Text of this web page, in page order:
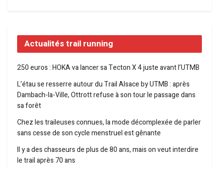
Actualités trail running
250 euros : HOKA va lancer sa Tecton X 4 juste avant l’UTMB
L’étau se resserre autour du Trail Alsace by UTMB : après
Dambach-la-Ville, Ottrott refuse à son tour le passage dans
sa forêt
Chez les traileuses connues, la mode décomplexée de parler
sans cesse de son cycle menstruel est gênante
Il y a des chasseurs de plus de 80 ans, mais on veut interdire
le trail après 70 ans